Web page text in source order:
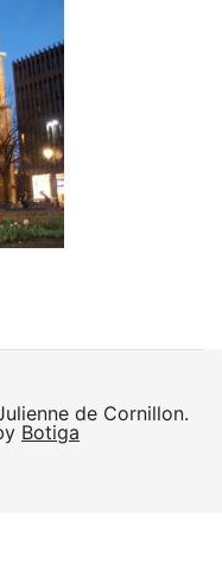
de Cornillon.
Botiga